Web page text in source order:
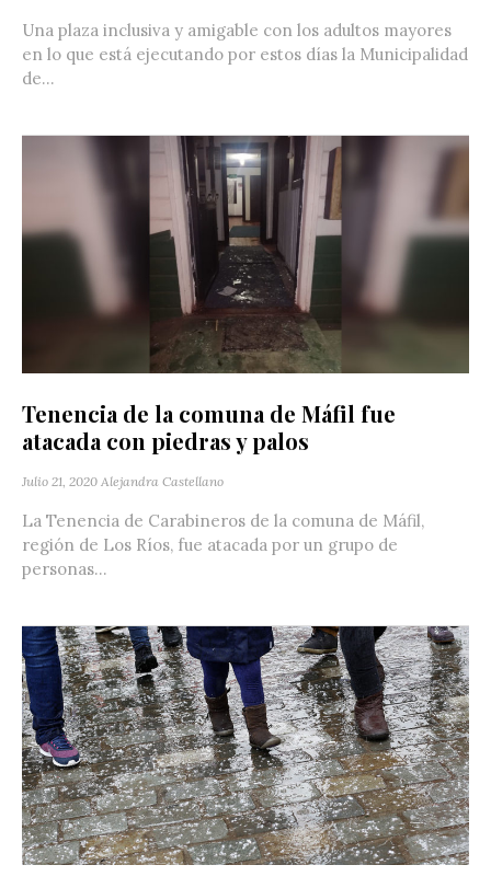
Una plaza inclusiva y amigable con los adultos mayores
en lo que está ejecutando por estos días la Municipalidad
de...
Tenencia de la comuna de Máfil fue
atacada con piedras y palos
Julio 21, 2020 Alejandra Castellano
La Tenencia de Carabineros de la comuna de Máfil,
región de Los Ríos, fue atacada por un grupo de
personas...